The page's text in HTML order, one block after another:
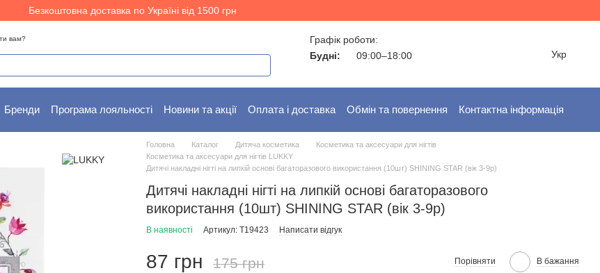
Безкоштовна доставка по Україні від 1500 грн
вам?
Графік роботи:
Будні:
09:00–18:00 Укр
Бренди Програма лояльності Новини та акції Оплата і доставка Обмін та повернення
Контактна інформація
Головна Каталог Дитяча косметика
Косметика та аксесуари для нігтів
Косметика та аксесуари для нігтів LUKKY
Дитячі накладні нігті на липкій основі багаторазового використання (10шт) SHINING STAR (вік 3-9р)
Дитячі накладні нігті на липкій основі багаторазового
використання (10шт) SHINING STAR (вік 3-9р)
В наявності Артикул: T19423 Написати відгук
87 грн 175 грн Порівняти В бажання